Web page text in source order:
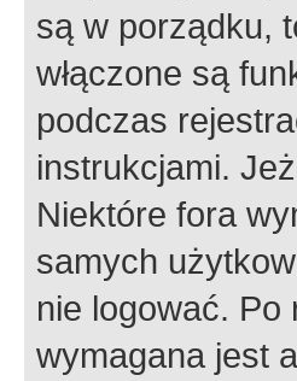
są w porządku,
włączone są
podczas
instrukcjami.
Niektóre fora
samych
nie logować.
wymagana jest